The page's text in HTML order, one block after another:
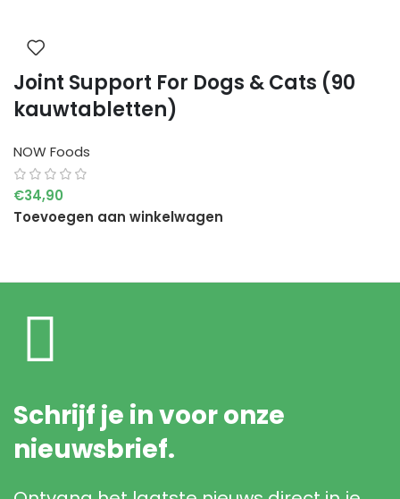
Joint Support For Dogs & Cats (90
kauwtabletten)
NOW Foods
€34,90
Toevoegen aan winkelwagen
Schrijf je in voor onze
nieuwsbrief.